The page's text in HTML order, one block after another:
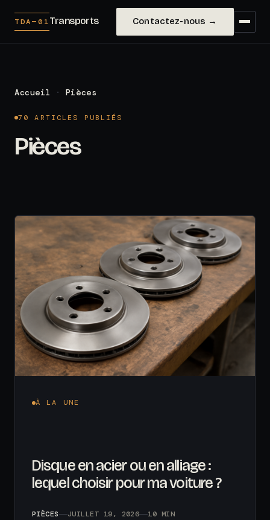
TDA—01Transports Contactez-nous →
Accueil · Pièces
70 ARTICLES PUBLIÉS
Pièces
À LA UNE
Disque en acier ou en alliage :
lequel choisir pour ma voiture ?
PIÈCES JUILLET 19, 2026 10 MIN